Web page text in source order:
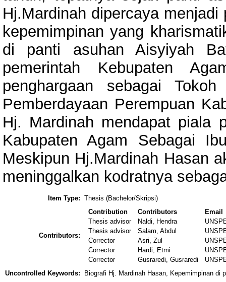
Hj.Mardinah dipercaya
kepemimpinan yang
di panti asuhan Aisyiyah
pemerintah Kebupaten
penghargaan sebagai
Pemberdayaan Perempuan
Hj. Mardinah mendapat piala
Kabupaten Agam Sebagai
Meskipun Hj.Mardinah Hasan
meninggalkan kodratnya
Item Type: Thesis (Bachelor/Skripsi)
Contributors:
Contribution Contributors
Email
Thesis advisor
Naldi, Hendra
Thesis advisor
Salam, Abdul
Corrector
Asri, Zul
Corrector
Hardi, Etmi
Corrector
Gusraredi, Gusraredi
Uncontrolled Keywords:
Biografi Hj. Mardinah Hasan, Kepemimpinan di